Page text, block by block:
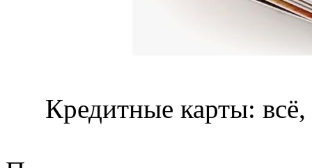
Кредитные карты: